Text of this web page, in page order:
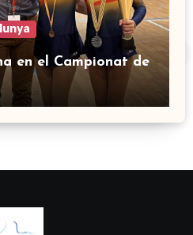
en el Campionat de